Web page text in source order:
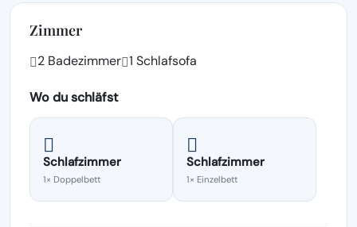
Zimmer
2 Badezimmer 1 Schlafsofa
Wo du schläfst
Schlafzimmer
1× Doppelbett
Schlafzimmer
1× Einzelbett